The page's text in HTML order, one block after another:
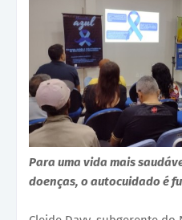
Para uma vida mais
doenças, o autocuidado é